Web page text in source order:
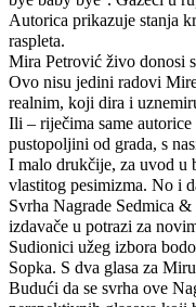
Autorica prikazuje stanja
raspleta.
Mira Petrović živo donosi
Ovo nisu jedini radovi
realnim, koji dira i
Ili – riječima same
pustopoljini od grada, s
I malo drukčije, za uvod u
vlastitog pesimizma. No i
Svrha Nagrade Sedmica
izdavače u potrazi za
Sudionici užeg izbora
Sopka. S dva glasa za
Budući da se svrha ove